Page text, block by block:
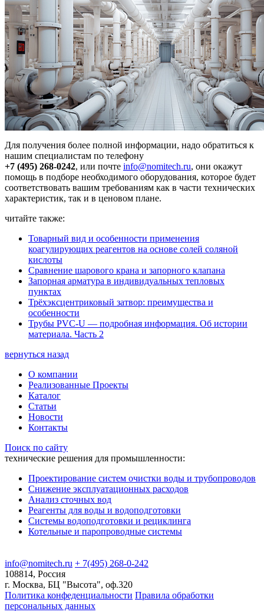
Для получения более полной информации, надо обратиться к
нашим специалистам по телефону
+7 (495) 268-0242, или почте info@nomitech.ru, они окажут
помощь в подборе необходимого оборудования, которое будет
соответствовать вашим требованиям как в части технических
характеристик, так и в ценовом плане.
читайте также:
Товарный вид и особенности применения
коагулирующих реагентов на основе солей соляной
кислоты
Сравнение шарового крана и запорного клапана
Запорная арматура в индивидуальных тепловых
пунктах
Трёхэксцентриковый затвор: преимущества и
особенности
Трубы PVC-U — подробная информация. Об истории
материала. Часть 2
вернуться назад
О компании
Реализованные Проекты
Каталог
Статьи
Новости
Контакты
Поиск по сайту
технические решения для промышленности:
Проектирование систем очистки воды и трубопроводов
Снижение эксплуатационных расходов
Анализ сточных вод
Реагенты для воды и водоподготовки
Системы водоподготовки и рециклинга
Котельные и паропроводные системы
info@nomitech.ru + 7(495) 268-0-242
108814, Россия
г. Москва, БЦ "Высота", оф.320
Политика конфеденциальности Правила обработки
персональных данных